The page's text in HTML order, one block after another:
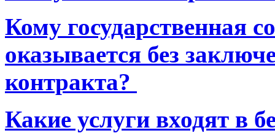
Кому государственная
оказывается без
контракта?
Какие услуги входят в